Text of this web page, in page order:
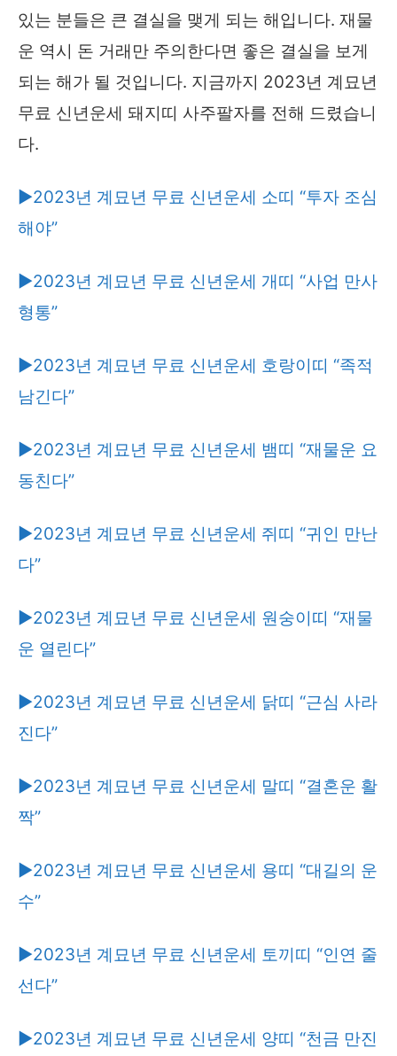
있는 분들은 큰 결실을 맺게 되는 해입니다. 재물
운 역시 돈 거래만 주의한다면 좋은 결실을 보게
되는 해가 될 것입니다. 지금까지 2023년 계묘년
무료 신년운세 돼지띠 사주팔자를 전해 드렸습니
다.
▶2023년 계묘년 무료 신년운세 소띠 “투자 조심
해야”
▶2023년 계묘년 무료 신년운세 개띠 “사업 만사
형통”
▶2023년 계묘년 무료 신년운세 호랑이띠 “족적
남긴다”
▶2023년 계묘년 무료 신년운세 뱀띠 “재물운 요
동친다”
▶2023년 계묘년 무료 신년운세 쥐띠 “귀인 만난
다”
▶2023년 계묘년 무료 신년운세 원숭이띠 “재물
운 열린다”
▶2023년 계묘년 무료 신년운세 닭띠 “근심 사라
진다”
▶2023년 계묘년 무료 신년운세 말띠 “결혼운 활
짝”
▶2023년 계묘년 무료 신년운세 용띠 “대길의 운
수”
▶2023년 계묘년 무료 신년운세 토끼띠 “인연 줄
선다”
▶2023년 계묘년 무료 신년운세 양띠 “천금 만진